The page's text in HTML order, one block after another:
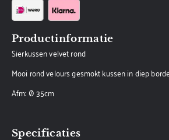
Productinformatie
Sierkussen velvet rond
Mooi rond velours gesmokt kussen in diep
Afm: Ø 35cm
Specificaties